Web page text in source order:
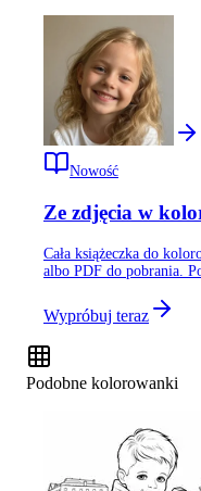
Nowość
Ze zdjęcia w
Cała książeczka do
albo PDF do pobrania.
Wypróbuj teraz
Podobne kolorowanki